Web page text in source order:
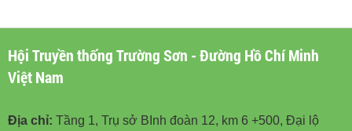
Hội Truyền thống Trường Sơn - Đường Hồ Chí Minh
Việt Nam
Địa chỉ: Tầng 1, Trụ sở BInh đoàn 12, km 6 +500, Đại lộ